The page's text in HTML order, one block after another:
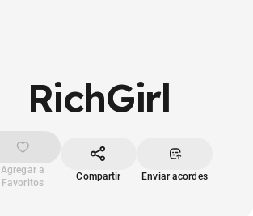
RichGirl
Agregar a
Favoritos
Compartir Enviar acordes